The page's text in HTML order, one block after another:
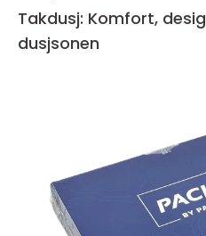
Takdusj: Komfort,
dusjsonen